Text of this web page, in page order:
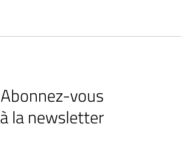
Abonnez-vous
à la newsletter